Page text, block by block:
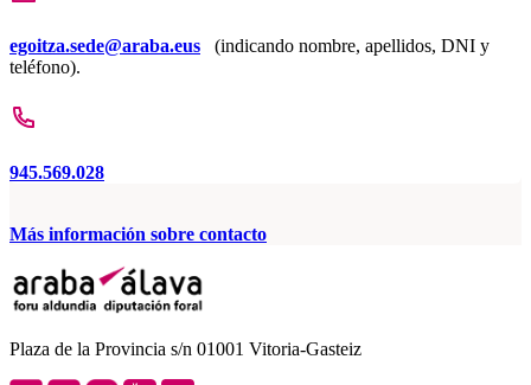
egoitza.sede@araba.eus
(indicando nombre, apellidos, DNI y
teléfono).
945.569.028
Más información sobre contacto
Plaza de la Provincia s/n 01001 Vitoria-Gasteiz